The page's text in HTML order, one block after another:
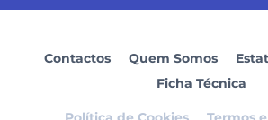
Contactos Quem Somos
Ficha Técnica